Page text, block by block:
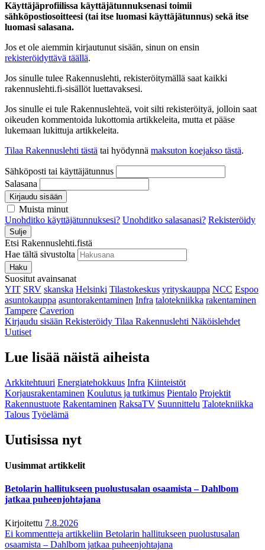
Käyttäjäprofiilissa käyttäjätunnuksenasi toimii
sähköpostiosoitteesi (tai itse luomasi käyttäjätunnus) sekä itse
luomasi salasana.
Jos et ole aiemmin kirjautunut sisään, sinun on ensin
rekisteröidyttävä täällä.
Jos sinulle tulee Rakennuslehti, rekisteröitymällä saat kaikki
rakennuslehti.fi-sisällöt luettavaksesi.
Jos sinulle ei tule Rakennuslehteä, voit silti rekisteröityä, jolloin saat
oikeuden kommentoida lukottomia artikkeleita, mutta et pääse
lukemaan lukittuja artikkeleita.
Tilaa Rakennuslehti tästä tai hyödynnä maksuton koejakso tästä.
Sähköposti tai käyttäjätunnus
Salasana
Kirjaudu sisään
Muista minut
Unohditko käyttäjätunnuksesi? Unohditko salasanasi? Rekisteröidy
Sulje
Etsi Rakennuslehti.fistä
Hae tältä sivustolta
Haku
Suositut avainsanat
YIT SRV skanska Helsinki Tilastokeskus yrityskauppa NCC Espoo
asuntokauppa asuntorakentaminen Infra talotekniikka rakentaminen
Tampere Caverion
Kirjaudu sisään Rekisteröidy Tilaa Rakennuslehti Näköislehdet
Uutiset
Lue lisää näistä aiheista
Arkkitehtuuri Energiatehokkuus Infra Kiinteistöt
Korjausrakentaminen Koulutus ja tutkimus Pientalo Projektit
Rakennustuote Rakentaminen RaksaTV Suunnittelu Talotekniikka
Talous Työelämä
Uutisissa nyt
Uusimmat artikkelit
Betolarin hallitukseen puolustusalan osaamista – Dahlbom
jatkaa puheenjohtajana
Kirjoitettu 7.8.2026
Ei kommentteja artikkeliin Betolarin hallitukseen puolustusalan
osaamista – Dahlbom jatkaa puheenjohtajana